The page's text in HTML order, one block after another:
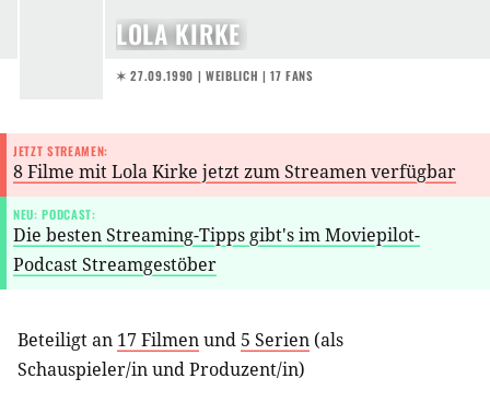
LOLA KIRKE
✶ 27.09.1990 | WEIBLICH | 17 FANS
JETZT STREAMEN:
8 Filme mit Lola Kirke jetzt zum Streamen verfügbar
NEU: PODCAST:
Die besten Streaming-Tipps gibt's im Moviepilot-
Podcast Streamgestöber
Beteiligt an 17 Filmenund 5 Serien (als
Schauspieler/inundProduzent/in)